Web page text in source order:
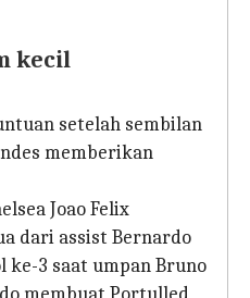
kecil
setelah sembilan
memberikan
Joao Felix
dari assist Bernardo
ke-3 saat umpan Bruno